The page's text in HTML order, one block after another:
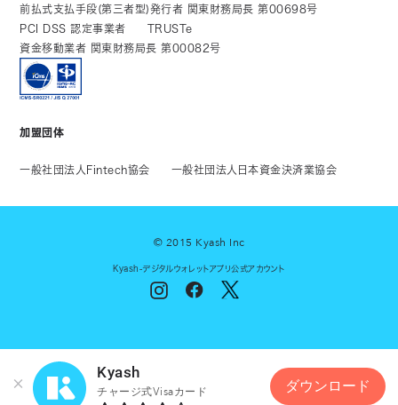
前払式支払手段(第三者型)発行者 関東財務局長 第00698号
PCI DSS 認定事業者
TRUSTe
資金移動業者 関東財務局長 第00082号
加盟団体
一般社団法人Fintech協会 一般社団法人日本資金決済業協会
© 2015 Kyash Inc
Kyash-デジタルウォレットアプリ公式アカウント
Kyash
チャージ式Visaカード ダウンロード